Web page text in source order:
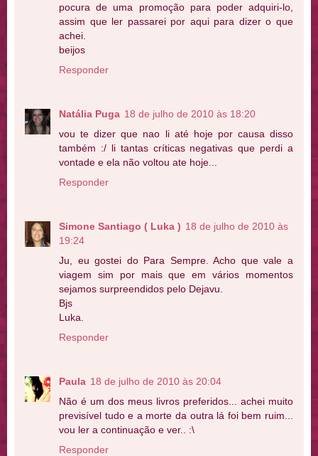
pocura de uma promoção para poder adquiri-lo,
assim que ler passarei por aqui para dizer o que
achei.
beijos
Responder
Natália Puga 18 de julho de 2010 às 18:20
vou te dizer que nao li até hoje por causa disso
também :/ li tantas críticas negativas que perdi a
vontade e ela não voltou ate hoje...
Responder
Simone Santiago ( Luka ) 18 de julho de 2010 às
19:24
Ju, eu gostei do Para Sempre. Acho que vale a
viagem sim por mais que em vários momentos
sejamos surpreendidos pelo Dejavu.
Bjs
Luka.
Responder
Paula 18 de julho de 2010 às 20:04
Não é um dos meus livros preferidos... achei muito
previsível tudo e a morte da outra lá foi bem ruim...
vou ler a continuação e ver.. :\
Responder